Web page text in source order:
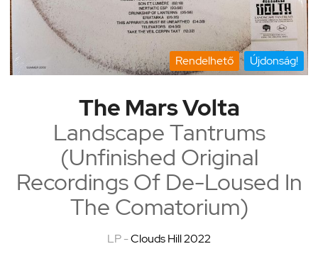
Rendelhető Újdonság!
The Mars Volta
Landscape Tantrums
(Unfinished Original
Recordings Of De-Loused In
The Comatorium)
LP -Clouds Hill 2022